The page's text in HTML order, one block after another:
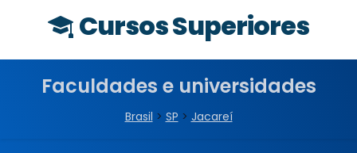
Cursos Superiores
Faculdades e universidades
Brasil > SP > Jacareí